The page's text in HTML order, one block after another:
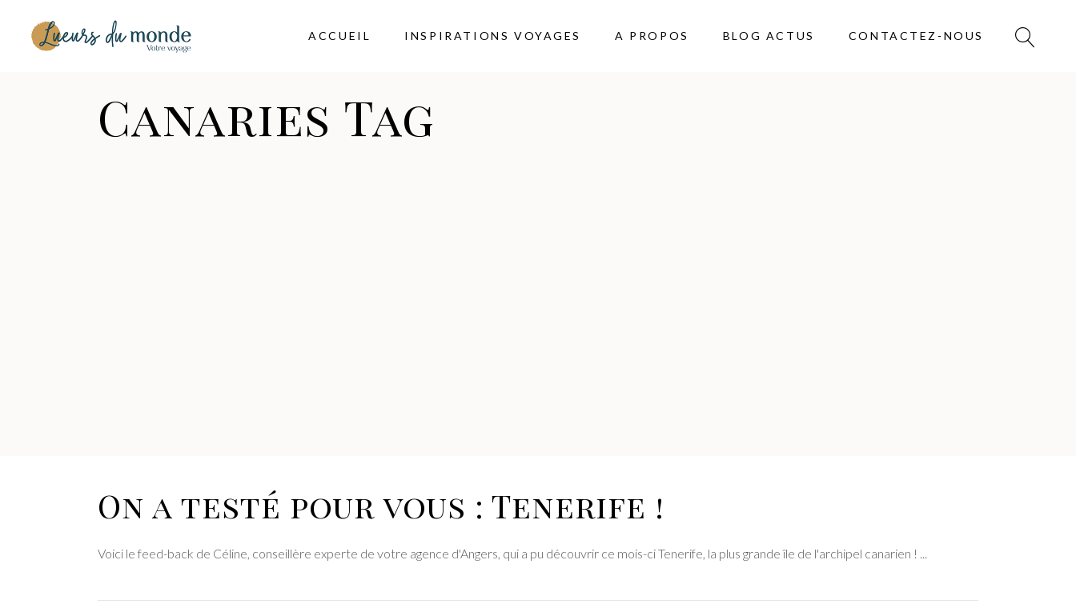
ACCUEIL INSPIRATIONS VOYAGES A PROPOS BLOG ACTUS CONTACTEZ-NOUS
Canaries Tag
On a testé pour vous : Tenerife !
Voici le feed-back de Céline, conseillère experte de votre agence d'Angers, qui a pu découvrir ce mois-ci Tenerife, la plus grande île de l'archipel canarien !